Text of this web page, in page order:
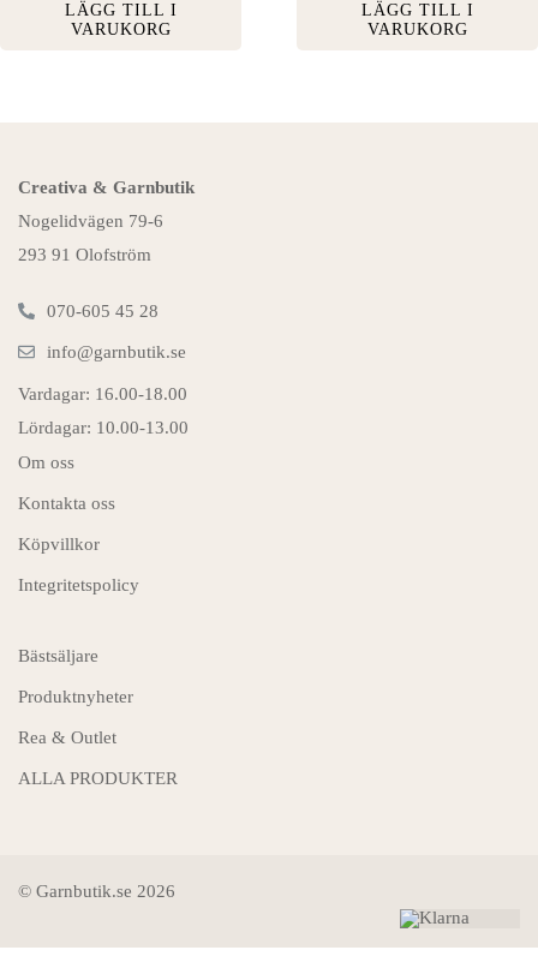
LÄGG TILL I
VARUKORG
LÄGG TILL I
VARUKORG
Creativa & Garnbutik
Nogelidvägen 79-6
293 91 Olofström
070-605 45 28
info@garnbutik.se
Vardagar: 16.00-18.00
Lördagar: 10.00-13.00
Om oss
Kontakta oss
Köpvillkor
Integritetspolicy
Bästsäljare
Produktnyheter
Rea & Outlet
ALLA PRODUKTER
© Garnbutik.se 2026